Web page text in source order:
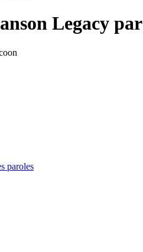
Legacy par
paroles